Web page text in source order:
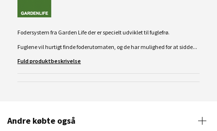
Fodersystem fra Garden Life der er specielt udviklet til fuglefrø.
Fuglene vil hurtigt finde foderutomaten, og de har mulighed for at sidde...
Fuld produktbeskrivelse
Andre købte også